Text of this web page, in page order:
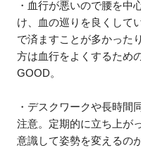
・血行が悪いので腰を中
け、血の巡りを良くして
で済ますことが多かった
方は血行をよくするため
GOOD。
・デスクワークや長時間
注意。定期的に立ち上が
意識して姿勢を変えるの